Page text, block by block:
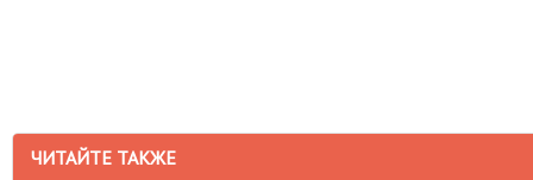
ЧИТАЙТЕ ТАКЖЕ